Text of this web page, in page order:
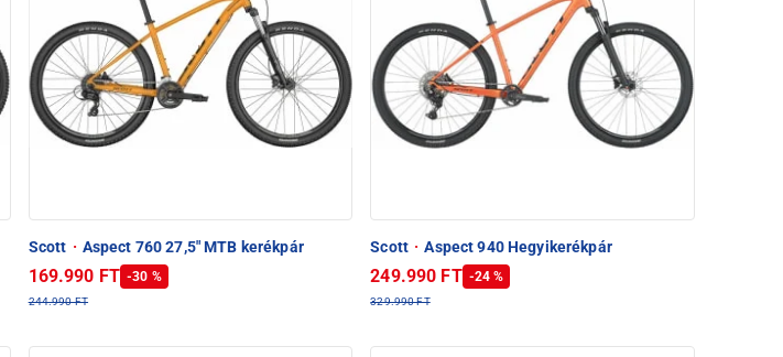
Scott · Aspect 760 27,5" MTB kerékpár
169.990 FT -30 %
244.990 FT
Scott · Aspect 940 Hegyikerékpár
249.990 FT -24 %
329.990 FT